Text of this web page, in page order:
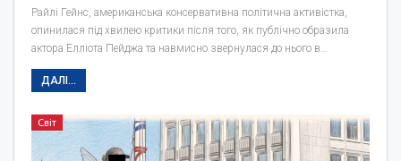
Райлі Гейнс, американська консервативна політична активістка,
опинилася під хвилею критики після того, як публічно образила
актора Елліота Пейджа та навмисно звернулася до нього в…
ДАЛІ...
Світ